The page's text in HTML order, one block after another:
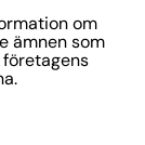
om
ämnen som